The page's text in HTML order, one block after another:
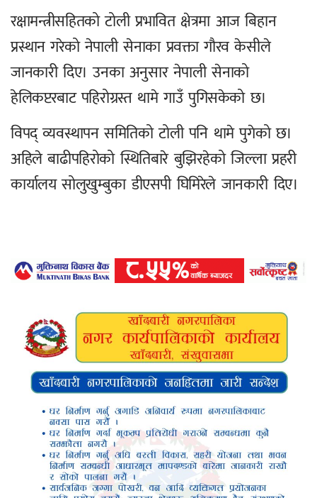
रक्षामन्त्रीसहितको टोली प्रभावित क्षेत्रमा आज बिहान
प्रस्थान गरेको नेपाली सेनाका प्रवक्ता गौरव केसीले
जानकारी दिए। उनका अनुसार नेपाली सेनाको
हेलिकप्टरबाट पहिरोग्रस्त थामे गाउँ पुगिसकेको छ।
विपद् व्यवस्थापन समितिको टोली पनि थामे पुगेको छ।
अहिले बाढीपहिरोको स्थितिबारे बुझिरहेको जिल्ला प्रहरी
कार्यालय सोलुखुम्बुका डीएसपी घिमिरेले जानकारी दिए।